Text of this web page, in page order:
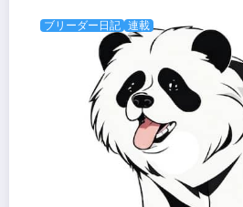
ブリーダー日記 連載